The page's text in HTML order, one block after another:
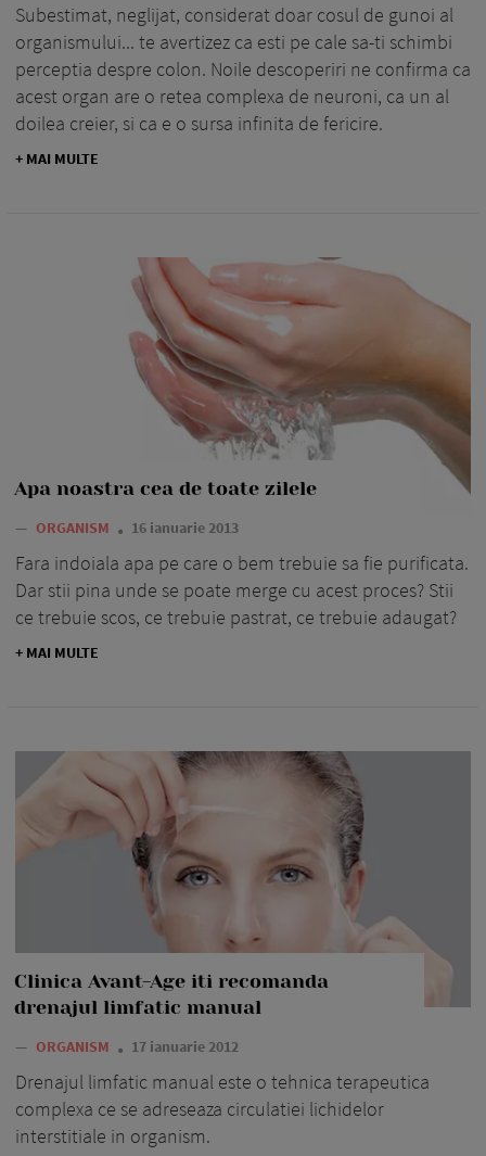
Subestimat, neglijat, considerat doar cosul de gunoi al
organismului... te avertizez ca esti pe cale sa-ti schimbi
perceptia despre colon. Noile descoperiri ne confirma ca
acest organ are o retea complexa de neuroni, ca un al
doilea creier, si ca e o sursa infinita de fericire.
+ MAI MULTE
Apa noastra cea de toate zilele
— ORGANISM 16 ianuarie 2013
Fara indoiala apa pe care o bem trebuie sa fie purificata.
Dar stii pina unde se poate merge cu acest proces? Stii
ce trebuie scos, ce trebuie pastrat, ce trebuie adaugat?
+ MAI MULTE
Clinica Avant-Age iti recomanda
drenajul limfatic manual
— ORGANISM 17 ianuarie 2012
Drenajul limfatic manual este o tehnica terapeutica
complexa ce se adreseaza circulatiei lichidelor
interstitiale in organism.